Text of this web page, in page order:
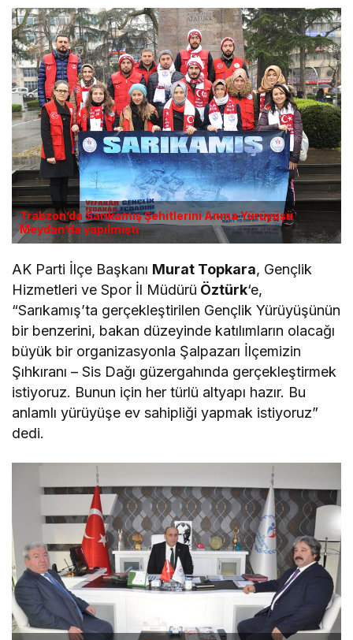
Trabzon’da Sarıkamış Şehitlerini Anma Yürüyüşü
Meydan’da yapılmıştı
AK Parti İlçe Başkanı Murat Topkara, Gençlik
Hizmetleri ve Spor İl Müdürü Öztürk‘e,
“Sarıkamış’ta gerçekleştirilen Gençlik Yürüyüşünün
bir benzerini, bakan düzeyinde katılımların olacağı
büyük bir organizasyonla Şalpazarı İlçemizin
Şıhkıranı – Sis Dağı güzergahında gerçekleştirmek
istiyoruz. Bunun için her türlü altyapı hazır. Bu
anlamlı yürüyüşe ev sahipliği yapmak istiyoruz”
dedi.